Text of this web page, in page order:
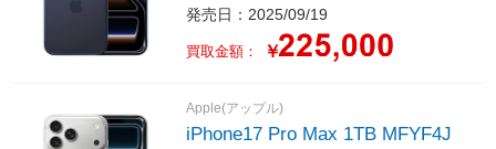
発売日：2025/09/19
買取金額： ￥
Apple(アップル)
iPhone17 Pro Max 1TB MFYF4J